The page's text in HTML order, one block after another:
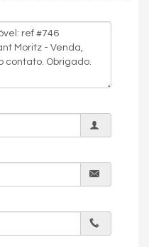
1 master com closet e
living integrado (estar e
churrasqueira a carvão,
área de serviço separada
Beira-Rio (rota
5 minutos da Univali e a 10
vista que encanta os olhos.